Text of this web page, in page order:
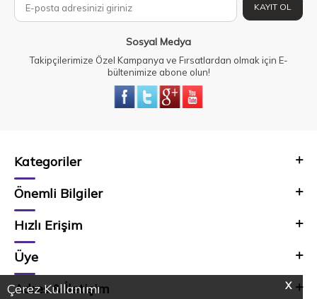
X
Çerez Kullanımı
KAYIT OL
Sosyal Medya
Takipçilerimize Özel Kampanya ve Fırsatlardan olmak için E-
bültenimize abone olun!
Kategoriler
Önemli Bilgiler
Hızlı Erişim
Üye
Adres & İletişim